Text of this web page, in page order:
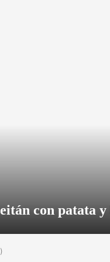
con patata